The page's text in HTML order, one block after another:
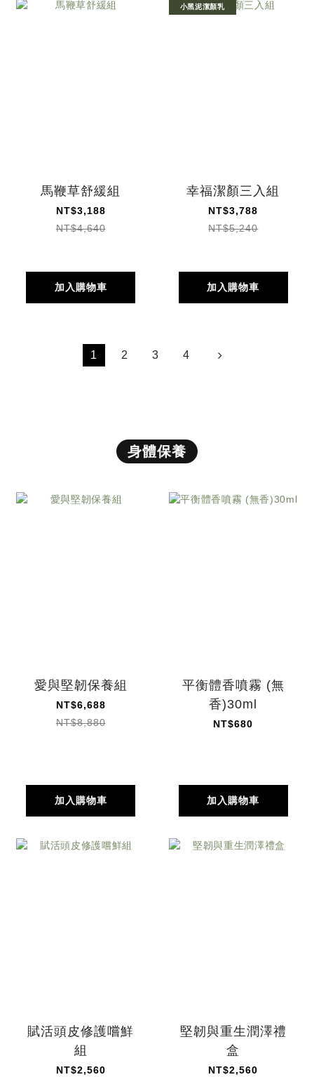
馬鞭草舒緩組
NT$3,188
NT$4,640
加入購物車
小黑泥潔顏乳
幸福潔顏三入組
NT$3,788
NT$5,240
加入購物車
1 2 3 4
身體保養
愛與堅韌保養組
NT$6,688
NT$8,880
加入購物車
平衡體香噴霧 (無
香)30ml
NT$680
加入購物車
賦活頭皮修護嚐鮮
組
NT$2,560
堅韌與重生潤澤禮
盒
NT$2,560